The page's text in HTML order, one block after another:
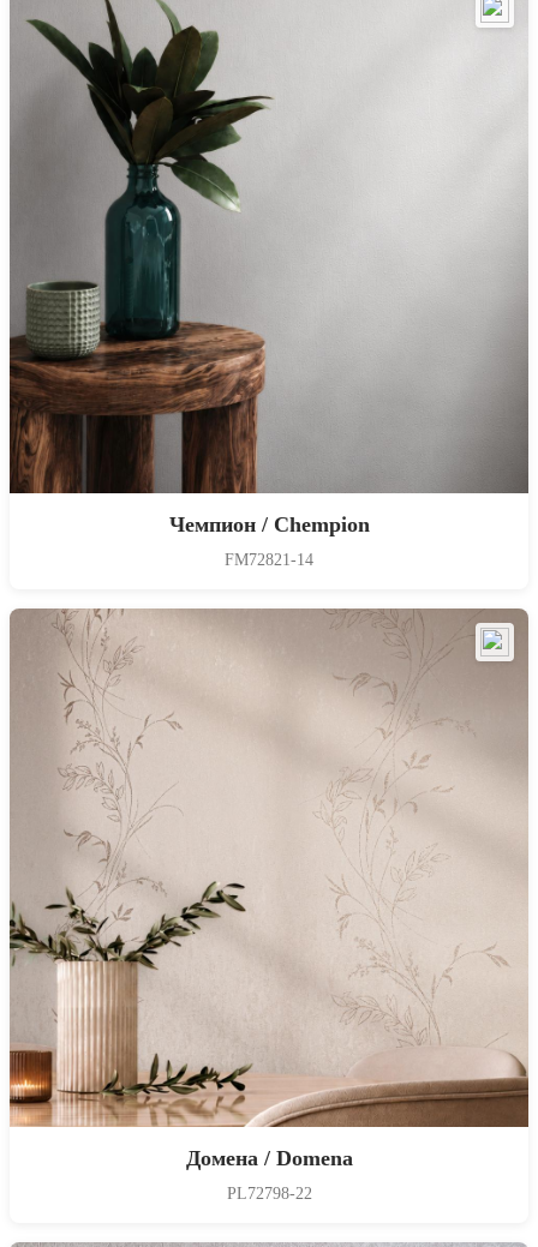
Чемпион / Chempion
FM72821-14
Домена / Domena
PL72798-22